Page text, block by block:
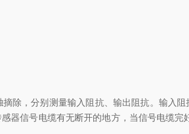
，分别测量输入阻抗、输出阻抗。输入
器信号电缆有无断开的地方，当信号电缆